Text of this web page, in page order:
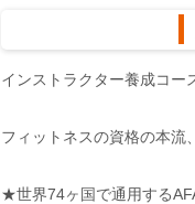
インストラクター養成コー
フィットネスの資格の本流
★世界74ヶ国で通用する